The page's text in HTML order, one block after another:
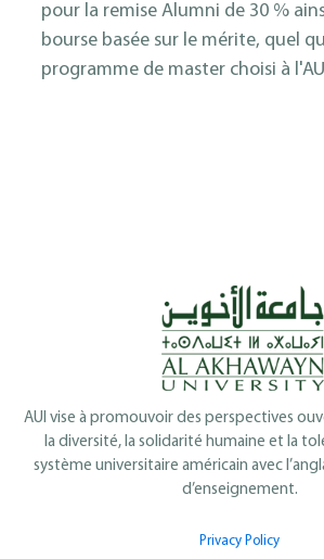
pour la remise Alumni de 30 %
bourse basée sur le mérite, quel
programme de master choisi à
AUI vise à promouvoir des perspectives
la diversité, la solidarité humaine et la
système universitaire américain avec
d’enseignement.
Privacy Policy